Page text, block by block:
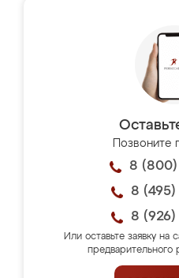
Позвоните
8 (800)
8 (495)
8 (926)
Или оставьте заявку на
предварительного